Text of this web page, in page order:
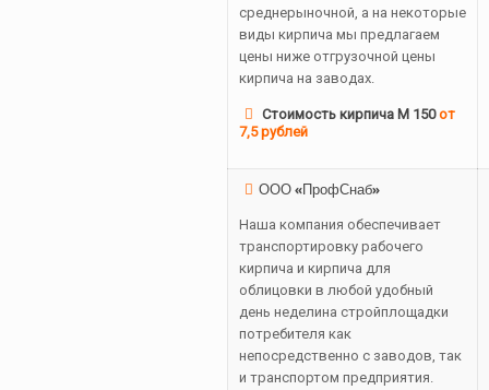
среднерыночной, а на некоторые
виды кирпича мы предлагаем
цены ниже отгрузочной цены
кирпича на заводах.
Стоимость кирпича М 150от
7,5 рублей
ООО «ПрофСнаб»
Наша компания обеспечивает
транспортировку рабочего
кирпича и кирпича для
облицовки в любой удобный
день неделина стройплощадки
потребителя как
непосредственно с заводов, так
и транспортом предприятия.